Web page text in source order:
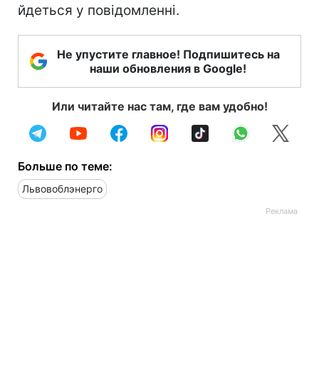
йдеться у повідомленні.
Не упустите главное! Подпишитесь на
наши обновления в Google!
Или читайте нас там, где вам удобно!
Больше по теме:
Львовоблэнерго